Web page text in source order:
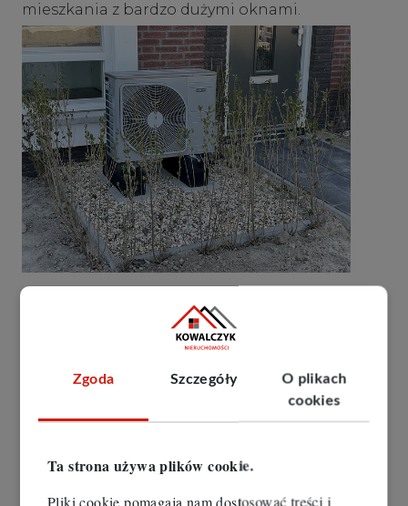
Zgoda Szczegóły
O plikach
cookies
Ta strona używa plików cookie.
Pliki cookie pomagają nam dostosować treści i
mieszkania z bardzo dużymi oknami.
konieczne jest ograniczenie utraty ciepła przez
okna. Możliwe jest to przez zamontowanie
kryptonem lub argonem. Przy obecnym
energooszczędnego najsłabszym ogniwem w
ościeżnice i obrzeża/ramki szyb zespolonych.
Producenci poszukują najlepszych rozwiązań w